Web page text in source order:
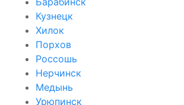
Кузнецк
Хилок
Порхов
Россошь
Нерчинск
Медынь
Урюпинск